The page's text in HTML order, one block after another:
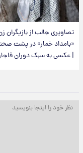
تصاویری جالب از بازیگران
«بامداد خمار» در پشت
| عکسی به سبک دوران